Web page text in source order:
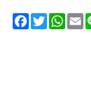
Facebook TwitterWhatsApp Email